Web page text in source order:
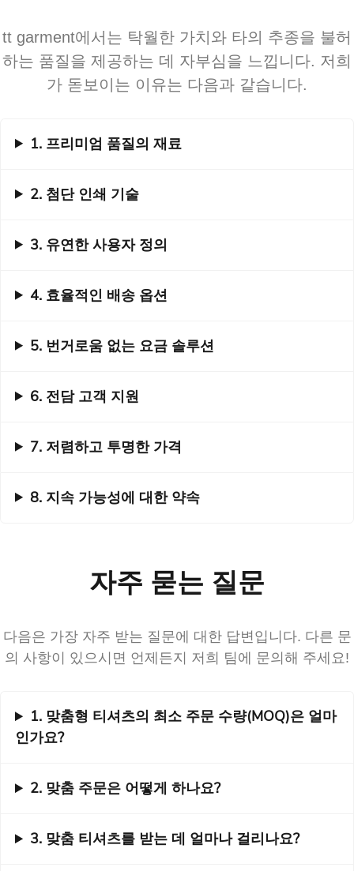
tt garment에서는 탁월한 가치와 타의 추종을 불허
하는 품질을 제공하는 데 자부심을 느낍니다. 저희
가 돋보이는 이유는 다음과 같습니다.
1. 프리미엄 품질의 재료
2. 첨단 인쇄 기술
3. 유연한 사용자 정의
4. 효율적인 배송 옵션
5. 번거로움 없는 요금 솔루션
6. 전담 고객 지원
7. 저렴하고 투명한 가격
8. 지속 가능성에 대한 약속
자주 묻는 질문
다음은 가장 자주 받는 질문에 대한 답변입니다. 다른 문
의 사항이 있으시면 언제든지 저희 팀에 문의해 주세요!
1. 맞춤형 티셔츠의 최소 주문 수량(MOQ)은 얼마
인가요?
2. 맞춤 주문은 어떻게 하나요?
3. 맞춤 티셔츠를 받는 데 얼마나 걸리나요?